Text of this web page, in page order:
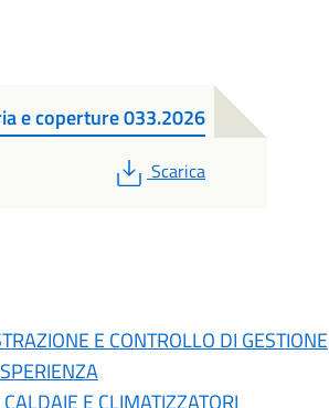
e coperture 033.2026
PDF
Scarica
E CONTROLLO DI GESTIONE
E CLIMATIZZATORI